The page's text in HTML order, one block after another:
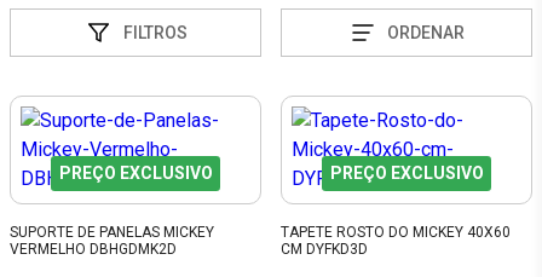
FILTROS ORDENAR
PREÇO EXCLUSIVO
SUPORTE DE PANELAS MICKEY
VERMELHO DBHGDMK2D
PREÇO EXCLUSIVO
TAPETE ROSTO DO MICKEY 40X60
CM DYFKD3D